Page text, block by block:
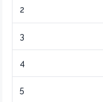
2
3
4
5